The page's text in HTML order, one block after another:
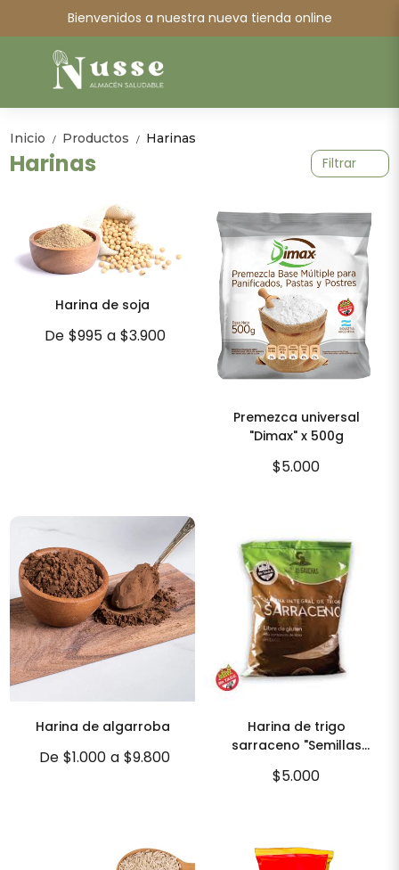
Bienvenidos a nuestra nueva tienda online
Inicio / Productos / Harinas
Harinas Filtrar
Harina de soja
De $995 a $3.900
Premezca universal
"Dimax" x 500g
$5.000
Harina de algarroba
De $1.000 a $9.800
Harina de trigo
sarraceno "Semillas
$5.000